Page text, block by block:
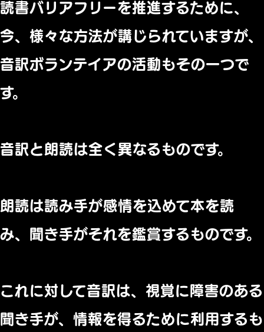
読書バリアフリーを推進するために、
今、様々な方法が講じられていますが、
音訳ボランテイアの活動もその一つで
す。
音訳と朗読は全く異なるものです。
朗読は読み手が感情を込めて本を読
み、
聞き手がそれを鑑賞するものです。
これに対して音訳は、視覚に障害のある
聞き手が、情報を得るために利用するも